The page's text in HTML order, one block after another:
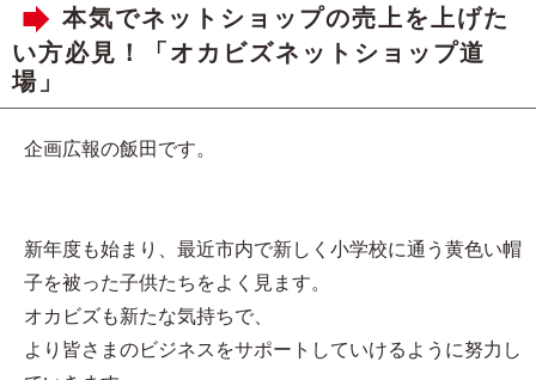
本気でネットショップの売上を上げた
い方必見！「オカビズネットショップ道
場」
企画広報の飯田です。
新年度も始まり、最近市内で新しく小学校に通う黄色い帽
子を被った子供たちをよく見ます。
オカビズも新たな気持ちで、
より皆さまのビジネスをサポートしていけるように努力し